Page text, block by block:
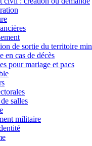
de sortie du territoire
en cas de décès
pour mariage et pacs
salles
militaire